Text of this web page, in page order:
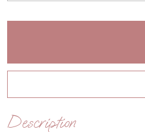
Description